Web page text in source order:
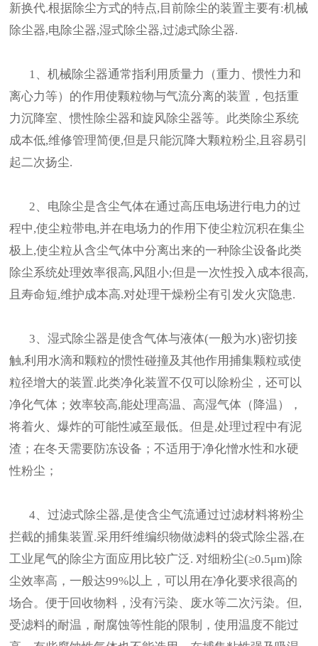
新换代.根据除尘方式的特点,目前除尘的装置主要有:机械
除尘器,电除尘器,湿式除尘器,过滤式除尘器.
1、机械除尘器通常指利用质量力（重力、惯性力和
离心力等）的作用使颗粒物与气流分离的装置，包括重
力沉降室、惯性除尘器和旋风除尘器等。此类除尘系统
成本低,维修管理简便,但是只能沉降大颗粒粉尘,且容易引
起二次扬尘.
2、电除尘是含尘气体在通过高压电场进行电力的过
程中,使尘粒带电,并在电场力的作用下使尘粒沉积在集尘
极上,使尘粒从含尘气体中分离出来的一种除尘设备此类
除尘系统处理效率很高,风阻小;但是一次性投入成本很高,
且寿命短,维护成本高.对处理干燥粉尘有引发火灾隐患.
3、湿式除尘器是使含气体与液体(一般为水)密切接
触,利用水滴和颗粒的惯性碰撞及其他作用捕集颗粒或使
粒径增大的装置.此类净化装置不仅可以除粉尘，还可以
净化气体；效率较高,能处理高温、高湿气体（降温），
将着火、爆炸的可能性减至最低。但是,处理过程中有泥
渣；在冬天需要防冻设备；不适用于净化憎水性和水硬
性粉尘；
4、过滤式除尘器,是使含尘气流通过过滤材料将粉尘
拦截的捕集装置.采用纤维编织物做滤料的袋式除尘器,在
工业尾气的除尘方面应用比较广泛. 对细粉尘(≥0.5μm)除
尘效率高，一般达99%以上，可以用在净化要求很高的
场合。便于回收物料，没有污染、废水等二次污染。但,
受滤料的耐温，耐腐蚀等性能的限制，使用温度不能过